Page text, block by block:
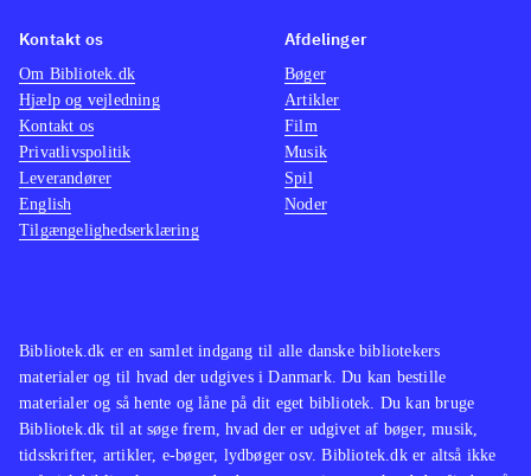
Bibliotek.dk er en samlet indgang til alle danske bibliotekers
materialer og til hvad der udgives i Danmark. Du kan bestille
materialer og så hente og låne på dit eget bibliotek. Du kan bruge
Bibliotek.dk til at søge frem, hvad der er udgivet af bøger, musik,
tidsskrifter, artikler, e-bøger, lydbøger osv. Bibliotek.dk er altså ikke
Kontakt os
Om Bibliotek.dk
Hjælp og vejledning
Kontakt os
Privatlivspolitik
Leverandører
English
Tilgængelighedserklæring
Afdelinger
Bøger
Artikler
Film
Musik
Spil
Noder